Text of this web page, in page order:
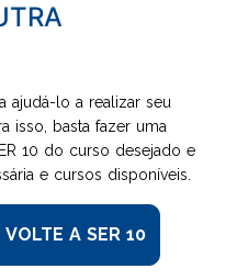
ajudá-lo a realizar seu
isso, basta fazer uma
10 do curso desejado e
e cursos disponíveis.
A SER 10